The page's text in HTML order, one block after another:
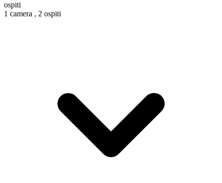
ospiti
1 camera , 2 ospiti